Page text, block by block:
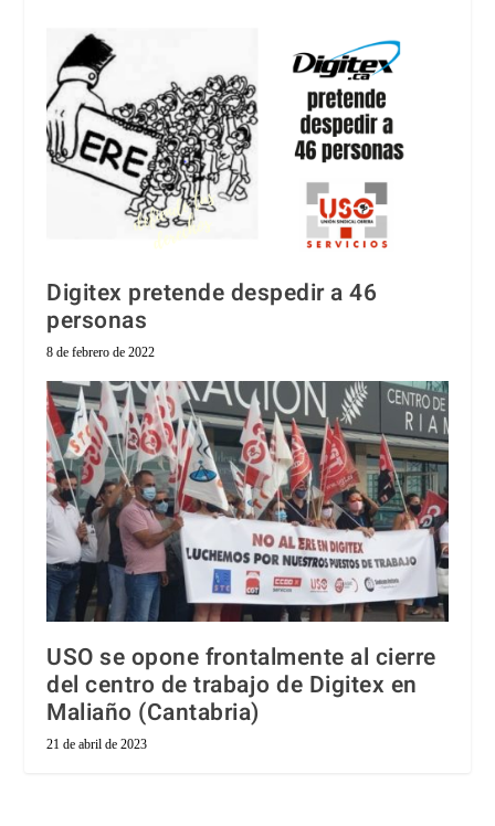
Digitex pretende despedir a 46
personas
8 de febrero de 2022
USO se opone frontalmente al cierre
del centro de trabajo de Digitex en
Maliaño (Cantabria)
21 de abril de 2023